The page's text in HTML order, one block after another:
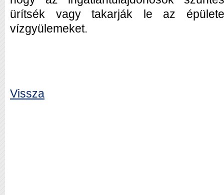
ürítsék vagy takarják le az
vízgyülemeket.
Vissza